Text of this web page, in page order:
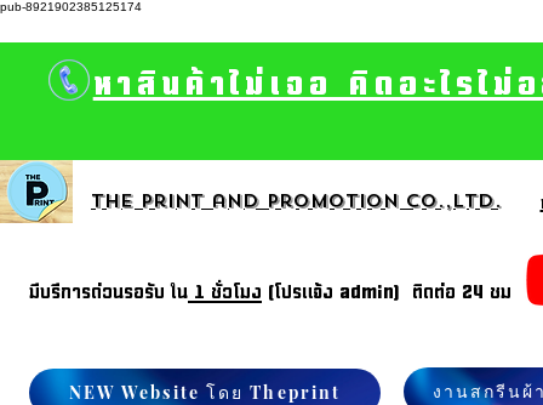
pub-8921902385125174
หาสินค้าไม่เจอ คิดอะไรไ
The print and promotion CO.,Ltd.
มีบรีการด่วนรอรับ ใน 1 ชั่วโมง (โปรแจ้ง admin) ติดต่อ 24 ชม
NEW Website โดย Theprint งานสกรีนผ้